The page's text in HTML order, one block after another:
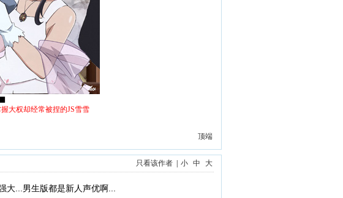
大权却经常被捏的JS雪雪
顶端
只看该作者 小 中 大
大...男生版都是新人声优啊...